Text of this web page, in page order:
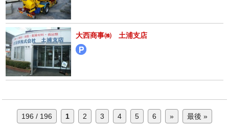
大西商事㈱ 土浦支店
196 / 196 1 2 3 4 5 6 » 最後 »